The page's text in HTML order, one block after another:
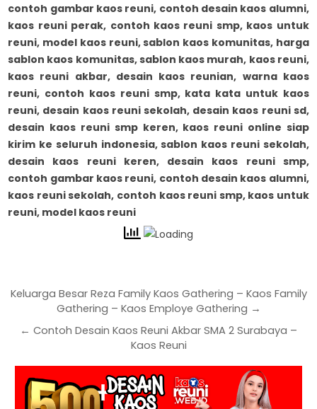
contoh gambar kaos reuni, contoh desain kaos alumni,
kaos reuni perak, contoh kaos reuni smp, kaos untuk
reuni, model kaos reuni, sablon kaos komunitas, harga
sablon kaos komunitas, sablon kaos murah, kaos reuni,
kaos reuni akbar, desain kaos reunian, warna kaos
reuni, contoh kaos reuni smp, kata kata untuk kaos
reuni, desain kaos reuni sekolah, desain kaos reuni sd,
desain kaos reuni smp keren, kaos reuni online siap
kirim ke seluruh indonesia,sablon kaos reuni sekolah,
desain kaos reuni keren, desain kaos reuni smp,
contoh gambar kaos reuni, contoh desain kaos alumni,
kaos reuni sekolah, contoh kaos reuni smp, kaos untuk
reuni, model kaos reuni
Keluarga Besar Reza Family Kaos Gathering – Kaos Family
Gathering – Kaos Employe Gathering →
← Contoh Desain Kaos Reuni Akbar SMA 2 Surabaya –
Kaos Reuni